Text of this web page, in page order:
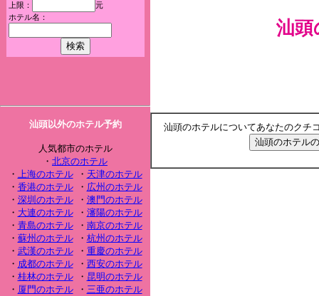
上限：
元
ホテル名：
汕頭以外のホテル予約
人気都市のホテル
・ 北京のホテル
・ 上海のホテル・ 天津のホテル
・ 香港のホテル・ 広州のホテル
・ 深圳のホテル・ 澳門のホテル
・ 大連のホテル・ 瀋陽のホテル
・ 青島のホテル・ 南京のホテル
・ 蘇州のホテル・ 杭州のホテル
・ 武漢のホテル・ 重慶のホテル
・ 成都のホテル・ 西安のホテル
・ 桂林のホテル・ 昆明のホテル
・ 厦門のホテル・ 三亜のホテル
汕頭
汕頭のホテルについてあなたのクチ